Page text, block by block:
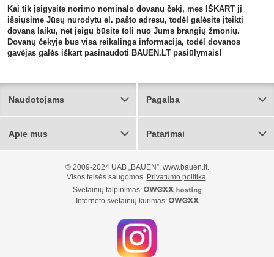
Kai tik įsigysite norimo nominalo dovanų čekį, mes IŠKART jį
išsiųsime Jūsų nurodytu el. pašto adresu, todėl galėsite įteikti
dovaną laiku, net jeigu būsite toli nuo Jums brangių žmonių.
Dovanų čekyje bus visa reikalinga informacija, todėl dovanos
gavėjas galės iškart pasinaudoti BAUEN.LT pasiūlymais!
Naudotojams Pagalba
Apie mus Patarimai
© 2009-2024 UAB „BAUEN”, www.bauen.lt.
Visos teisės saugomos. Privatumo politika.
Svetainių talpinimas:
Interneto svetainių kūrimas: